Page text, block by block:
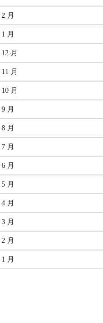
月
月
月
月
月
月
月
月
月
月
月
月
月
月